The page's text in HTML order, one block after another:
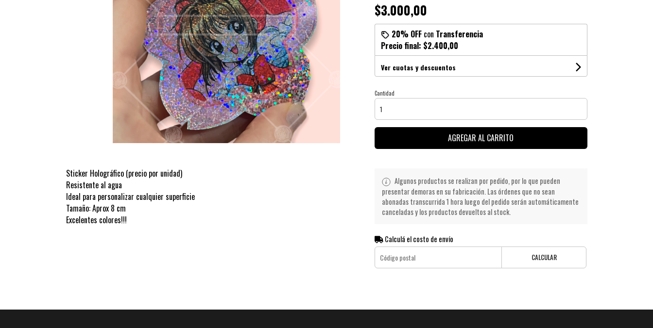
Sticker Holográfico (precio por unidad)
Resistente al agua
Ideal para personalizar cualquier superficie
Tamaño: Aprox 8 cm
Excelentes colores!!!
$3.000,00
20% OFFcon Transferencia
Precio final: $2.400,00
Ver cuotas y descuentos
Cantidad
AGREGAR AL CARRITO
Algunos productos se realizan por pedido, por lo que pueden
presentar demoras en su fabricación. Las órdenes que no sean
abonadas transcurrida 1 hora luego del pedido serán automáticamente
canceladas y los productos devueltos al stock.
Calculá el costo de envío
CALCULAR